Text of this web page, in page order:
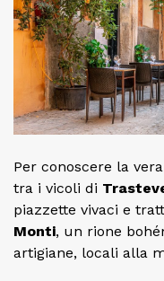
Per conoscere la
tra i vicoli di
piazzette vivaci e
Monti, un rione
artigiane, locali alla